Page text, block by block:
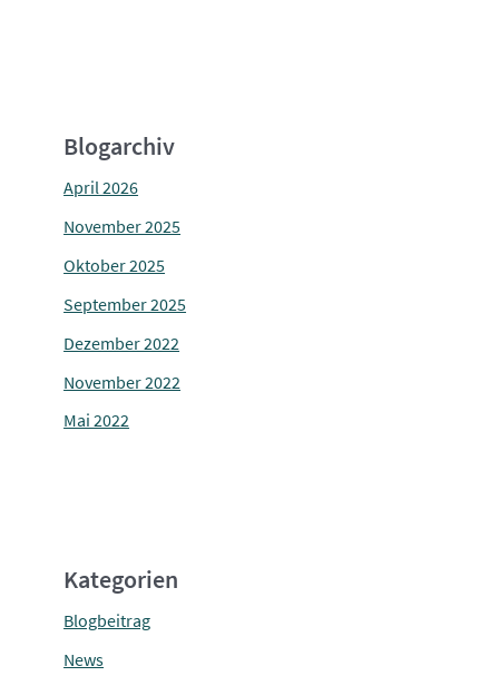
Blogarchiv
April 2026
November 2025
Oktober 2025
September 2025
Dezember 2022
November 2022
Mai 2022
Kategorien
Blogbeitrag
News